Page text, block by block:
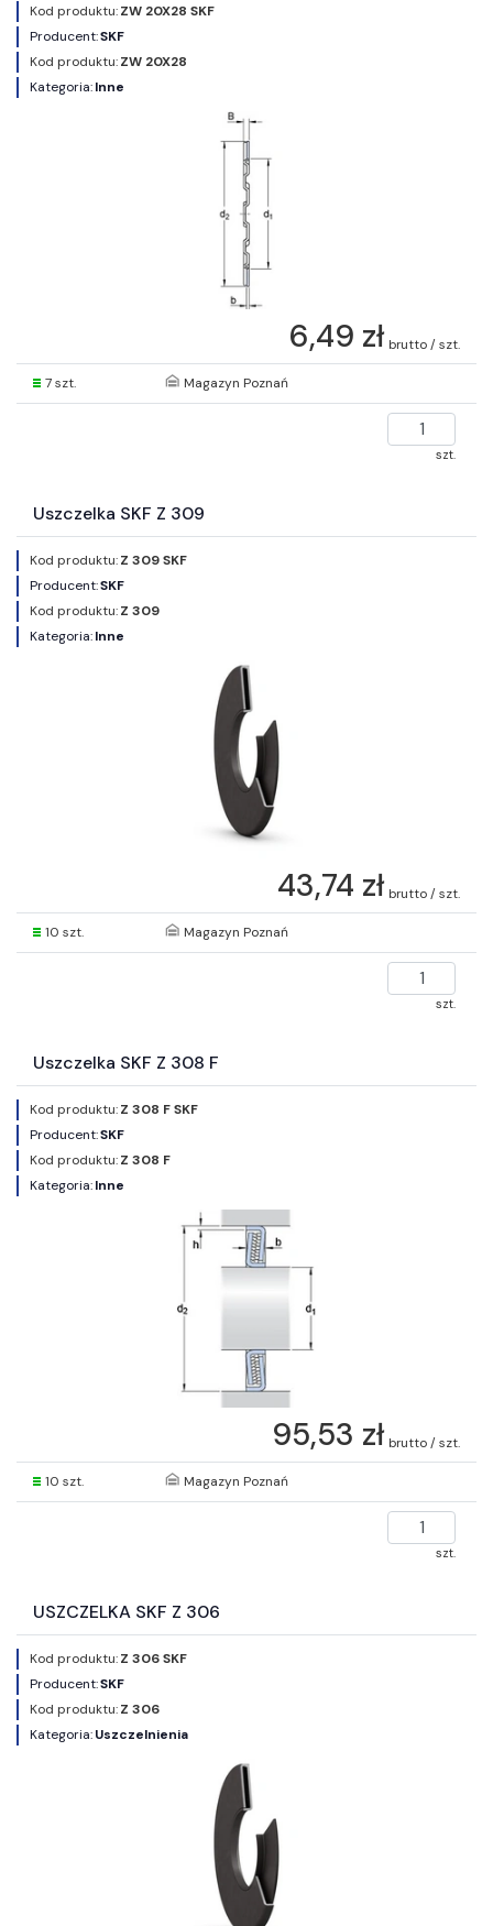
Kod produktu:ZW 20X28 SKF
Producent:SKF
Kod produktu:ZW 20X28
Kategoria:Inne
6,49 zł brutto / szt.
7 szt. Magazyn Poznań
szt.
Uszczelka SKF Z 309
Kod produktu:Z 309 SKF
Producent:SKF
Kod produktu:Z 309
Kategoria:Inne
43,74 zł brutto / szt.
10 szt. Magazyn Poznań
szt.
Uszczelka SKF Z 308 F
Kod produktu:Z 308 F SKF
Producent:SKF
Kod produktu:Z 308 F
Kategoria:Inne
95,53 zł brutto / szt.
10 szt. Magazyn Poznań
szt.
USZCZELKA SKF Z 306
Kod produktu:Z 306 SKF
Producent:SKF
Kod produktu:Z 306
Kategoria:Uszczelnienia